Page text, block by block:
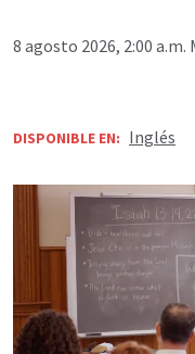
8 agosto 2026, 2:00 a.m.
DISPONIBLE EN: Inglés